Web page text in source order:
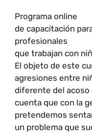
Programa online
de capacitación
profesionales
que trabajan con
El objeto de este
agresiones entre
diferente del acoso
cuenta que con la
pretendemos
un problema que